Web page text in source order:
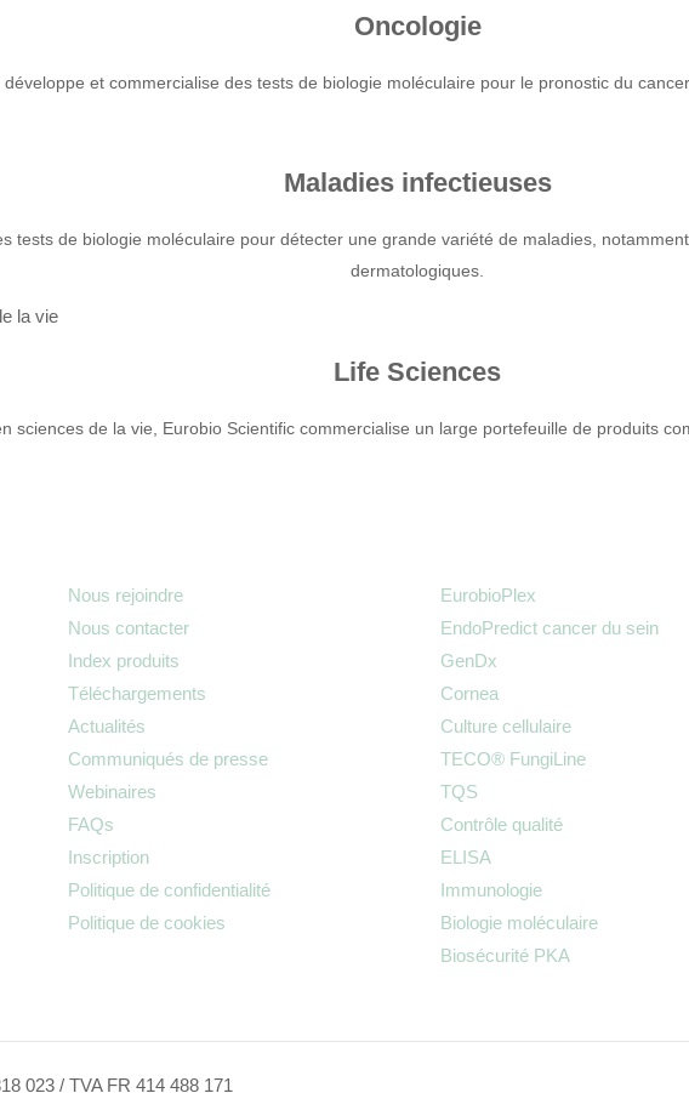
Oncologie
développe et commercialise des tests de biologie moléculaire pour le pronostic du
Maladies infectieuses
tests de biologie moléculaire pour détecter une grande variété de maladies,
dermatologiques.
Life Sciences
sciences de la vie, Eurobio Scientific commercialise un large portefeuille de produits
Nous rejoindre
Nous contacter
Index produits
Téléchargements
Actualités
Communiqués de presse
Webinaires
FAQs
Inscription
Politique de confidentialité
Politique de cookies
EurobioPlex
EndoPredict cancer du sein
GenDx
Cornea
Culture cellulaire
TECO® FungiLine
TQS
Contrôle qualité
ELISA
Immunologie
Biologie moléculaire
Biosécurité PKA
023 / TVA FR 414 488 171